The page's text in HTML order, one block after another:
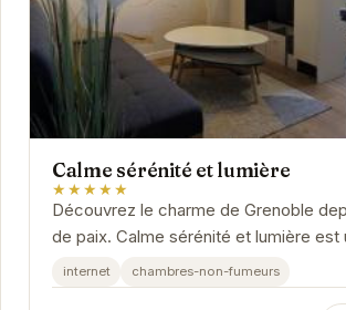
Calme sérénité et lumière
★★★★★
Découvrez le charme de Grenoble
de paix. Calme sérénité et lumière est
appartement confortable et bien
un...
internet chambres-non-fumeurs